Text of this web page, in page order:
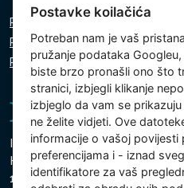
Pravila o zaštiti osobnih podataka
Pravila o korištenju kolačića
Postavke kolačića
Intex Trading, s.r.o.
Hradecká 2526/3
130 00 Prag 3 - Češka
Postavke koilačića
Potreban nam je vaš
pružanje podataka
biste brzo pronašli ono što
stranici, izbjegli klikanje
izbjeglo da vam se
ne želite vidjeti. Ove
informacije o vašoj povijesti
preferencijama i - iznad
identifikatore za vaš